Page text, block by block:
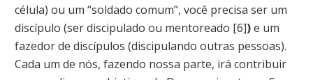
célula) ou um “soldado comum”, você precisa ser um
discípulo (ser discipulado ou mentoreado [6])e um
fazedor de discípulos (discipulando outras pessoas).
Cada um de nós, fazendo nossa parte, irá contribuir